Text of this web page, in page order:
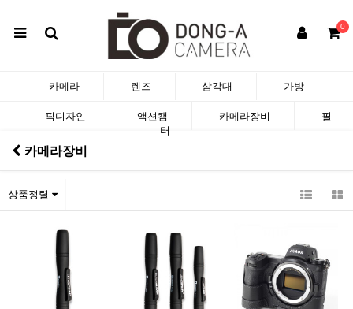
0
카메라 렌즈 삼각대 가방
픽디자인 액션캠 카메라장비
필
터
카메라장비
상품정렬